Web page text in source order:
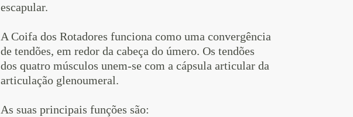
escapular.
A Coifa dos Rotadores funciona como uma convergência
de tendões, em redor da cabeça do úmero. Os tendões
dos quatro músculos unem-se com a cápsula articular da
articulação glenoumeral.
As suas principais funções são: